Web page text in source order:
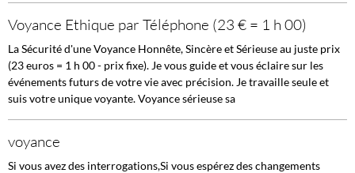
Voyance Ethique par Téléphone (23 € = 1 h 00)
La Sécurité d'une Voyance Honnête, Sincère et Sérieuse au juste prix
(23 euros = 1 h 00 - prix fixe). Je vous guide et vous éclaire sur les
événements futurs de votre vie avec précision. Je travaille seule et
suis votre unique voyante. Voyance sérieuse sa
voyance
Si vous avez des interrogations,Si vous espérez des changements